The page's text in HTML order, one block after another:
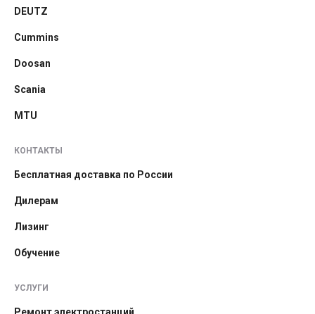
DEUTZ
Cummins
Doosan
Scania
MTU
КОНТАКТЫ
Бесплатная доставка по России
Дилерам
Лизинг
Обучение
УСЛУГИ